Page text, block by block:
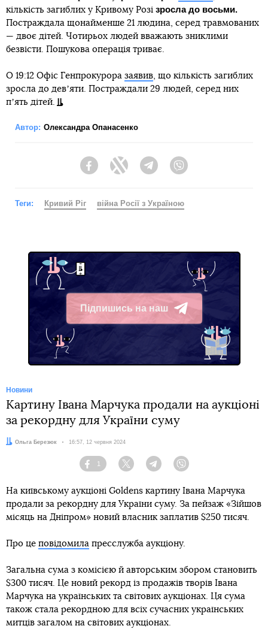
кількість загиблих у Кривому Розі зросла до восьми.
Постраждала щонайменше 21 людина, серед травмованих
— двоє дітей. Чотирьох людей вважають зниклими
безвісти. Пошукова операція триває.
О 19:12 Офіс Генпрокурора заявив, що кількість загиблих
зросла до девʼяти. Постраждали 29 людей, серед них
пʼять дітей.
Автор: Олександра Опанасенко
FacebookTwitter Telegram
Теги: Кривий Ріг війна Росії з Україною
Підпишись на наш
Telegram
Новини
Картину Івана Марчука продали на аукціоні
за рекордну для України суму
Автор:
Ольга Березюк Дата:
16:57, 12 червня 2024
Facebook
1
Twitter TelegramViber
На київському аукціоні Goldens картину Івана Марчука
продали за рекордну для України суму. За пейзаж «Зійшов
місяць на Дніпром» новий власник заплатив $250 тисяч.
Про це повідомила пресслужба аукціону.
Загальна сума з комісією й авторським збором становить
$300 тисяч. Це новий рекорд із продажів творів Івана
Марчука на українських та світових аукціонах. Ця сума
також стала рекордною для всіх сучасних українських
митців загалом на світових аукціонах.